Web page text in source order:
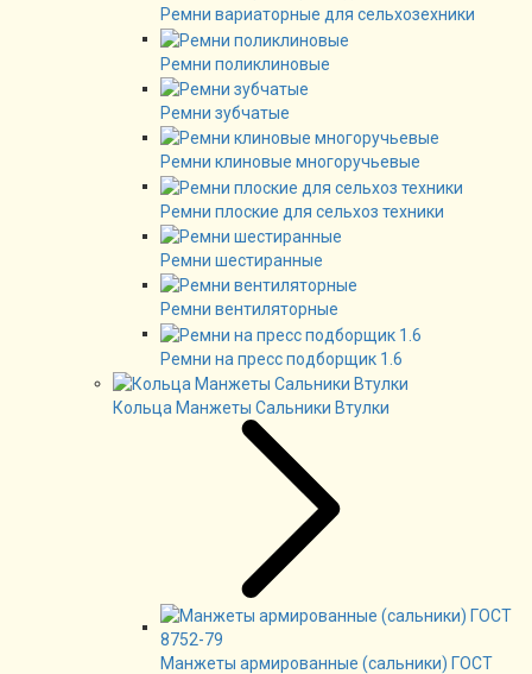
Ремни вариаторные для сельхозехники
Ремни поликлиновые
Ремни зубчатые
Ремни клиновые многоручьевые
Ремни плоские для сельхоз техники
Ремни шестиранные
Ремни вентиляторные
Ремни на пресс подборщик 1.6
Кольца Манжеты Сальники Втулки
Манжеты армированные (сальники) ГОСТ